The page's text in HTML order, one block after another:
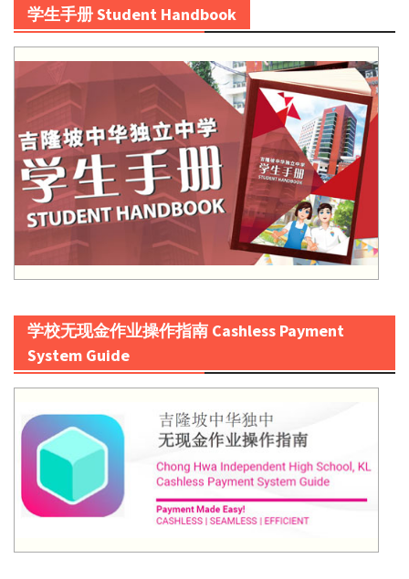
学生手册 Student Handbook
学校无现金作业操作指南 Cashless Payment
System Guide